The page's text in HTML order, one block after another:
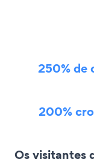
250% de
200%
Os visitantes